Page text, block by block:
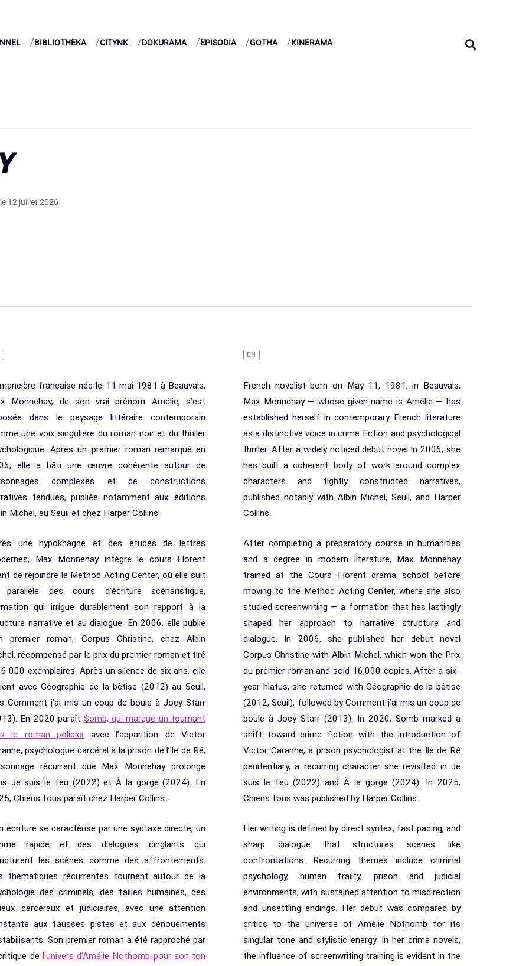
BIBLIOTHEKA CITYNK DOKURAMA EPISODIA GOTHA KINERAMA
12 juillet 2026
française née le 11 mai 1981 à Beauvais,
Monnehay, de son vrai prénom Amélie, s’est
dans le paysage littéraire contemporain
une voix singulière du roman noir et du thriller
Après un premier roman remarqué en
elle a bâti une œuvre cohérente autour de
complexes et de constructions
tendues, publiée notamment aux éditions
Michel, au Seuil et chez Harper Collins.
une hypokhâgne et des études de lettres
Max Monnehay intègre le cours Florent
de rejoindre le Method Acting Center, où elle suit
parallèle des cours d’écriture scénaristique,
qui irrigue durablement son rapport à la
narrative et au dialogue. En 2006, elle publie
premier roman, Corpus Christine, chez Albin
récompensé par le prix du premier roman et tiré
000 exemplaires. Après un silence de six ans, elle
avec Géographie de la bêtise (2012) au Seuil,
Comment j’ai mis un coup de boule à Joey Starr
En 2020 paraît Somb, qui marque un tournant
le roman policieravec l’apparition de Victor
psychologue carcéral à la prison de l’île de Ré,
récurrent que Max Monnehay prolonge
Je suis le feu (2022) et À la gorge (2024). En
Chiens fous paraît chez Harper Collins.
écriture se caractérise par une syntaxe directe, un
rapide et des dialogues cinglants qui
les scènes comme des affrontements.
thématiques récurrentes tournent autour de la
des criminels, des failles humaines, des
carcéraux et judiciaires, avec une attention
aux fausses pistes et aux dénouements
Son premier roman a été rapproché par
de l’univers d’Amélie Nothomb pour son ton
EN
French novelist born on May 11, 1981, in Beauvais,
Max Monnehay — whose given name is Amélie — has
established herself in contemporary French literature
as a distinctive voice in crime fiction and psychological
thriller. After a widely noticed debut novel in 2006, she
has built a coherent body of work around complex
characters and tightly constructed narratives,
published notably with Albin Michel, Seuil, and Harper
Collins.
After completing a preparatory course in humanities
and a degree in modern literature, Max Monnehay
trained at the Cours Florent drama school before
moving to the Method Acting Center, where she also
studied screenwriting — a formation that has lastingly
shaped her approach to narrative structure and
dialogue. In 2006, she published her debut novel
Corpus Christine with Albin Michel, which won the Prix
du premier roman and sold 16,000 copies. After a six-
year hiatus, she returned with Géographie de la bêtise
(2012, Seuil), followed by Comment j’ai mis un coup de
boule à Joey Starr (2013). In 2020, Somb marked a
shift toward crime fiction with the introduction of
Victor Caranne, a prison psychologist at the Île de Ré
penitentiary, a recurring character she revisited in Je
suis le feu (2022) and À la gorge (2024). In 2025,
Chiens fous was published by Harper Collins.
Her writing is defined by direct syntax, fast pacing, and
sharp dialogue that structures scenes like
confrontations. Recurring themes include criminal
psychology, human frailty, prison and judicial
environments, with sustained attention to misdirection
and unsettling endings. Her debut was compared by
critics to the universe of Amélie Nothomb for its
singular tone and stylistic energy. In her crime novels,
the influence of screenwriting training is evident in the